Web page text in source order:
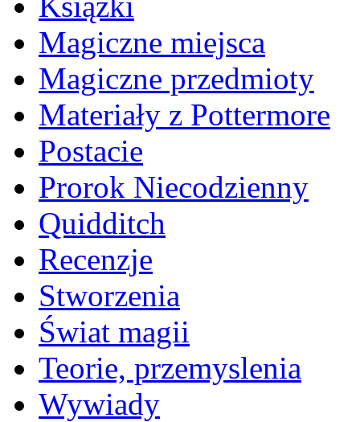
Magiczne miejsca
Magiczne przedmioty
Materiały z Pottermore
Postacie
Prorok Niecodzienny
Quidditch
Recenzje
Stworzenia
Świat magii
Teorie, przemyslenia
Wywiady